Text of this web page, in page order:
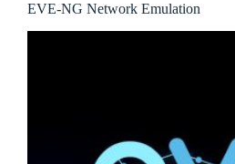
EVE-NG Network Emulation